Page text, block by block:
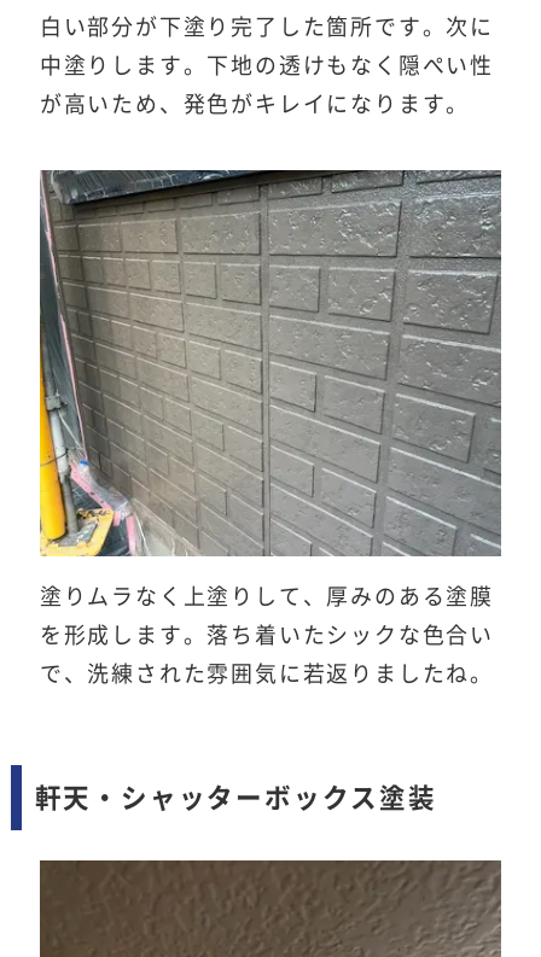
白い部分が下塗り完了した箇所です。次に
中塗りします。下地の透けもなく隠ぺい性
が高いため、発色がキレイになります。
塗りムラなく上塗りして、厚みのある塗膜
を形成します。落ち着いたシックな色合い
で、洗練された雰囲気に若返りましたね。
軒天・シャッターボックス塗装